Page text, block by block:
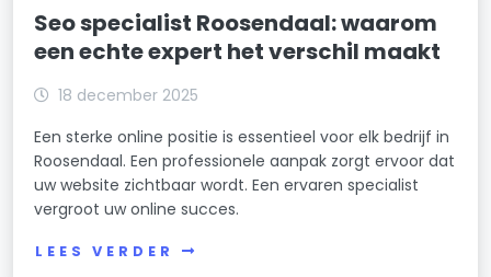
Seo specialist Roosendaal: waarom
een echte expert het verschil maakt
18 december 2025
Een sterke online positie is essentieel voor elk bedrijf in
Roosendaal. Een professionele aanpak zorgt ervoor dat
uw website zichtbaar wordt. Een ervaren specialist
vergroot uw online succes.
LEES VERDER